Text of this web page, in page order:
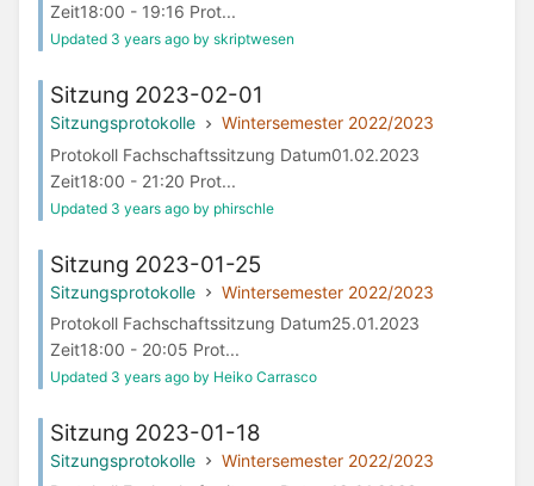
Zeit18:00 - 19:16 Prot...
Updated 3 years ago by skriptwesen
Sitzung 2023-02-01
Sitzungsprotokolle
Wintersemester 2022/2023
Protokoll Fachschaftssitzung Datum01.02.2023
Zeit18:00 - 21:20 Prot...
Updated 3 years ago by phirschle
Sitzung 2023-01-25
Sitzungsprotokolle
Wintersemester 2022/2023
Protokoll Fachschaftssitzung Datum25.01.2023
Zeit18:00 - 20:05 Prot...
Updated 3 years ago by Heiko Carrasco
Sitzung 2023-01-18
Sitzungsprotokolle
Wintersemester 2022/2023